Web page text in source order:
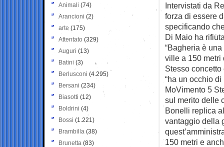
Intervistati da
forza di essere
specificando
Di Maio ha
“Bagheria è
ville a 150 metri
Stesso
“ha un occhio
MoVimento 5
sul merito delle
Bonelli replica
vantaggio della
150 metri e
Animali (74)
Arancioni (2)
arte (175)
Attentato (329)
Auguri (13)
Batini (3)
Berlusconi (4.295)
Bersani (234)
Biasotti (12)
Boldrini (4)
Bossi (1.221)
Brambilla (38)
Brunetta (83)